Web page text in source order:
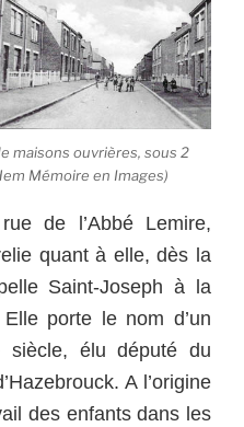
maisons ouvrières, sous 2
Mémoire en Images)
de l’Abbé Lemire,
quant à elle, dès la
Saint-Joseph à la
porte le nom d’un
siècle, élu député du
A l’origine
des enfants dans les